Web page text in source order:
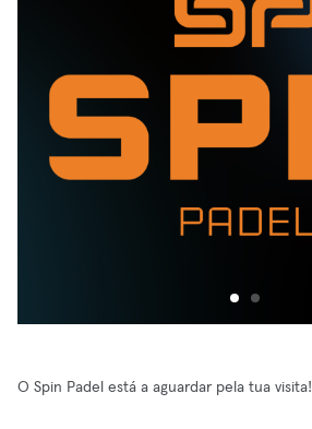
O Spin Padel está a aguardar pela tua visita!